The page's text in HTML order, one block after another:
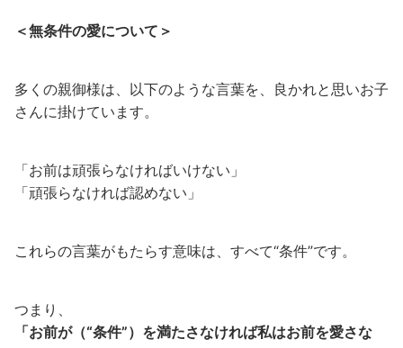
＜無条件の愛について＞
多くの親御様は、以下のような言葉を、良かれと思いお子
さんに掛けています。
「お前は頑張らなければいけない」
「頑張らなければ認めない」
これらの言葉がもたらす意味は、すべて“条件”です。
つまり、
「お前が（“条件”）を満たさなければ私はお前を愛さな